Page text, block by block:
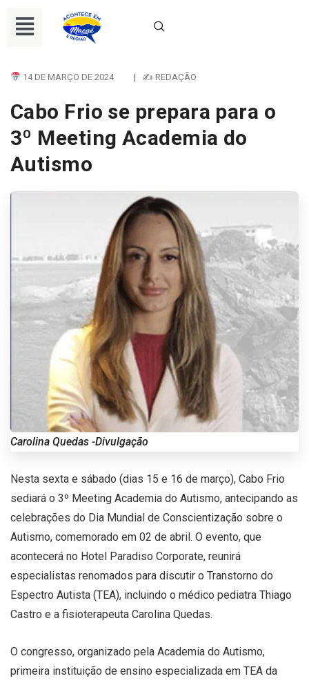
14 DE MARÇO DE 2024 | ✍ REDAÇÃO
Cabo Frio se prepara para o
3º Meeting Academia do
Autismo
Carolina Quedas -Divulgação
Nesta sexta e sábado (dias 15 e 16 de março), Cabo Frio
sediará o 3º Meeting Academia do Autismo, antecipando as
celebrações do Dia Mundial de Conscientização sobre o
Autismo, comemorado em 02 de abril. O evento, que
acontecerá no Hotel Paradiso Corporate, reunirá
especialistas renomados para discutir o Transtorno do
Espectro Autista (TEA), incluindo o médico pediatra Thiago
Castro e a fisioterapeuta Carolina Quedas.
O congresso, organizado pela Academia do Autismo,
primeira instituição de ensino especializada em TEA da